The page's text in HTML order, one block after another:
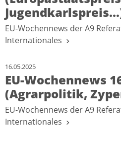
EU-Wochennews der A9
Internationales
16.05.2025
EU-Wochennews
(Agrarpolitik,
EU-Wochennews der A9
Internationales